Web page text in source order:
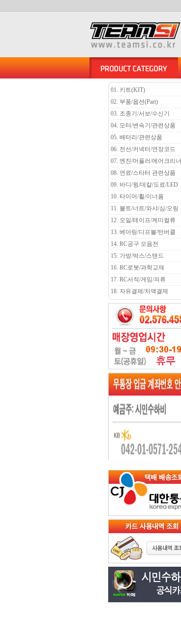
01. 키트(KIT)
02. 부품/옵션(Part)
03. 조종기/서보/수신기
04. 모터/변속기/관련상품
05. 배터리/관련상품
06. 전선/커넥터/연장코드
07. 엔진/머플러/에어크리너
08. 연료/스타터 관련상품
09. 바디/윙/데칼/도료/LED
10. 타이어/휠/이너폼
11. 볼트/너트/와샤/심/오링
12. 오일/테이프/케미컬류
13. 베아링/디프볼/턴버클
14. RC공구 모음전
15. 가방/박스/스탠드
16. RC로봇/과학교재
17. RC서적/게임/의류
18. 자유결제/차액결제